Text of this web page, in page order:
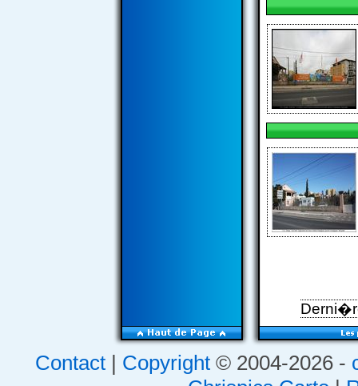
Contact| Copyright© 2004-2026 -